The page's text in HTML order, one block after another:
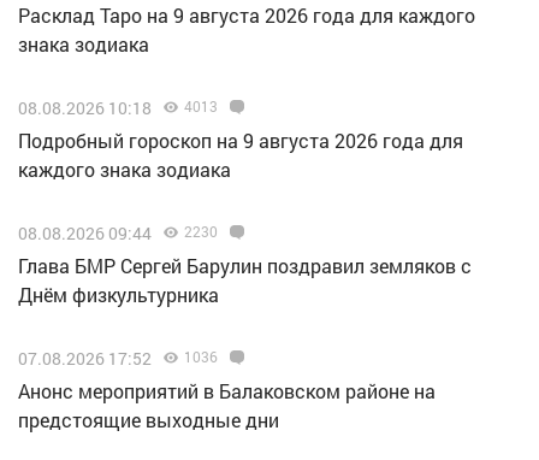
Расклад Таро на 9 августа 2026 года для каждого
знака зодиака
08.08.2026 10:18 4013
Подробный гороскоп на 9 августа 2026 года для
каждого знака зодиака
08.08.2026 09:44 2230
Глава БМР Сергей Барулин поздравил земляков с
Днём физкультурника
07.08.2026 17:52 1036
Анонс мероприятий в Балаковском районе на
предстоящие выходные дни